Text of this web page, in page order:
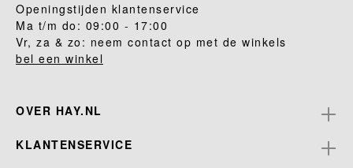
Openingstijden klantenservice
Ma t/m do: 09:00 - 17:00
Vr, za & zo: neem contact op met de winkels
bel een winkel
OVER HAY.NL
KLANTENSERVICE